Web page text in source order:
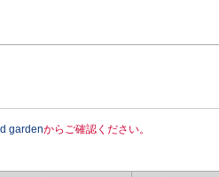
gardenからご確認ください。